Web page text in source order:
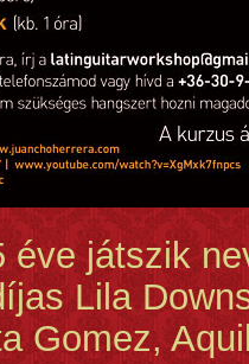
éve játszik
Lila
Gomez,